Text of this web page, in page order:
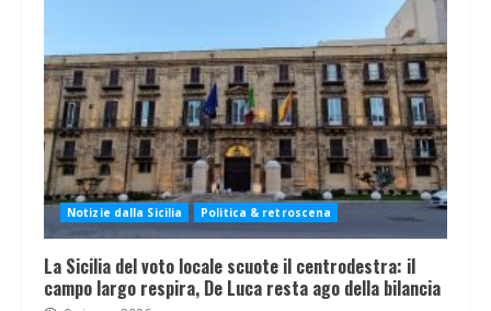
Notizie dalla Sicilia Politica & retroscena
La Sicilia del voto locale scuote il centrodestra: il
campo largo respira, De Luca resta ago della bilancia